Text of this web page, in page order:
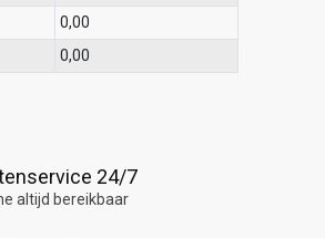
0,00
0,00
24/7
altijd bereikbaar
Online